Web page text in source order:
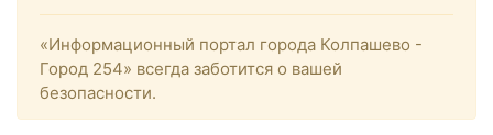
«Информационный портал города Колпашево -
Город 254» всегда заботится о вашей
безопасности.